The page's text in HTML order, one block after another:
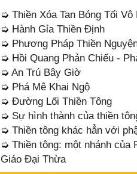
➭ Thiền Xóa Tan Bóng Tối Vô
➭ Hành Gỉa Thiền Định
➭ Phương Pháp Thiền
➭ Hồi Quang Phản Chiếu -
➭ An Trú Bây Giờ
➭ Phá Mê Khai Ngộ
➭ Đường Lối Thiền Tông
➭ Sự hình thành của thiền
➭ Thiền tông khác hẳn với
➭ Thiền tông: một nhánh của
Giáo Đại Thừa